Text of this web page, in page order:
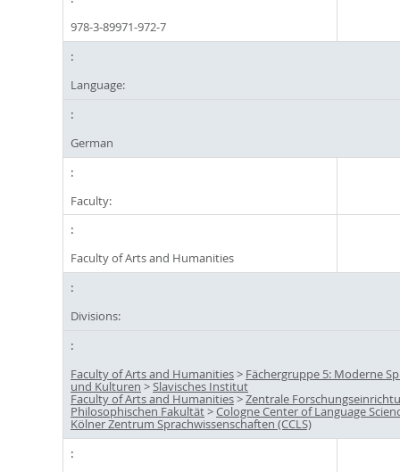
978-3-89971-972-7
Language:
German
Faculty:
Faculty of Arts and Humanities
Divisions:
Faculty of Arts and Humanities> Fächergruppe 5: Moderne
und Kulturen >Slavisches Institut
Faculty of Arts and Humanities>Zentrale
Philosophischen Fakultät>Cologne Center of Language
Kölner Zentrum Sprachwissenschaften (CCLS)